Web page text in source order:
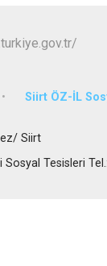
Siirt ÖZ-İL
Siirt
Tesisleri